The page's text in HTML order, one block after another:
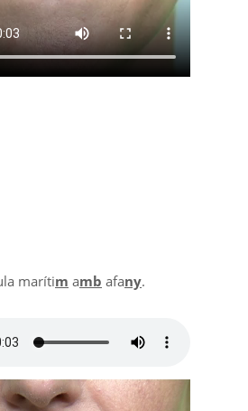
marítim amb afany.